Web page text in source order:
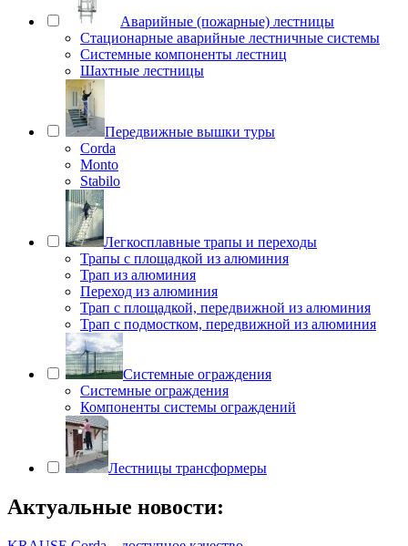
Аварийные (пожарные) лестницы
Стационарные аварийные лестничные системы
Системные компоненты лестниц
Шахтные лестницы
Передвижные вышки туры
Corda
Monto
Stabilo
Легкосплавные трапы и переходы
Трапы с площадкой из алюминия
Трап из алюминия
Переход из алюминия
Трап с площадкой, передвижной из алюминия
Трап с подмостком, передвижной из алюминия
Системные ограждения
Системные ограждения
Компоненты системы ограждений
Лестницы трансформеры
Актуальные новости: